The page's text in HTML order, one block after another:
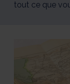
tout ce que